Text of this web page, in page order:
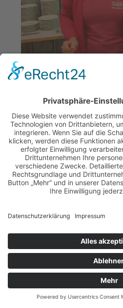
Und dank des Katholischen
Mirskofen konnte man die
Kuchenbuffett stürmen -
während der Aufführungen
nochmal ein herzliches